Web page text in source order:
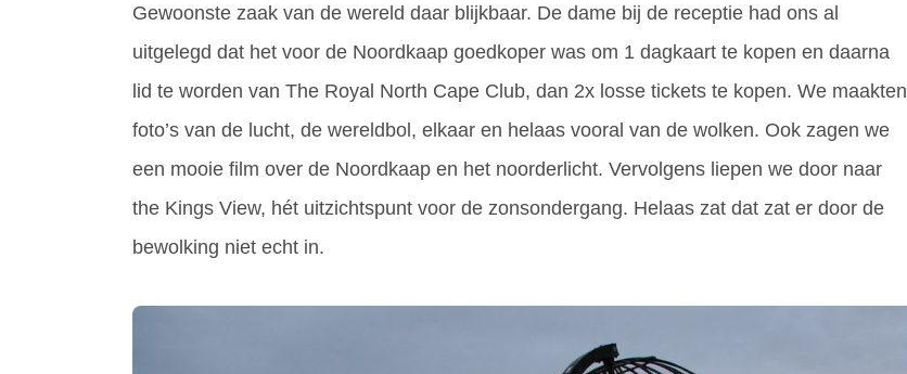
Gewoonste zaak van de wereld daar blijkbaar. De dame bij de receptie had ons al
uitgelegd dat het voor de Noordkaap goedkoper was om 1 dagkaart te kopen en daarna
lid te worden van The Royal North Cape Club, dan 2x losse tickets te kopen. We maakten
foto’s van de lucht, de wereldbol, elkaar en helaas vooral van de wolken. Ook zagen we
een mooie film over de Noordkaap en het noorderlicht. Vervolgens liepen we door naar
the Kings View, hét uitzichtspunt voor de zonsondergang. Helaas zat dat zat er door de
bewolking niet echt in.